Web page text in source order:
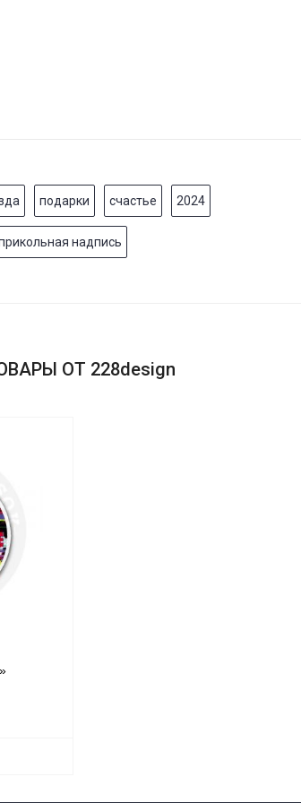
подарки счастье 2024
надпись
ОТ 228design